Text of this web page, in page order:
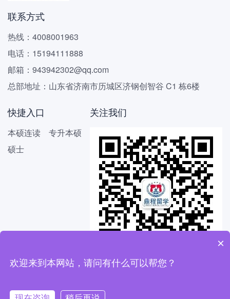
联系方式
热线：4008001963
电话：15194111888
邮箱：943942302@qq.com
总部地址：山东省济南市历城区济钢创智谷 C1 栋6楼
快捷入口
本硕连读
专升本硕
硕士
关注我们
×
欢迎来到本网站，请问有什么可以帮您？